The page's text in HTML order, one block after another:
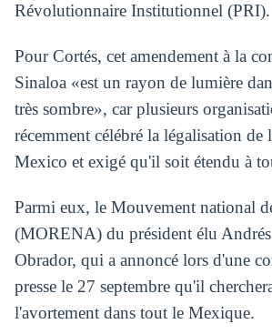
Révolutionnaire Institutionnel (PRI).
Pour Cortés, cet amendement à la
Sinaloa «est un rayon de lumière
très sombre», car plusieurs
récemment célébré la légalisation de
Mexico et exigé qu'il soit étendu à
Parmi eux, le Mouvement national
(MORENA) du président élu
Obrador, qui a annoncé lors d'une
presse le 27 septembre qu'il
l'avortement dans tout le Mexique.